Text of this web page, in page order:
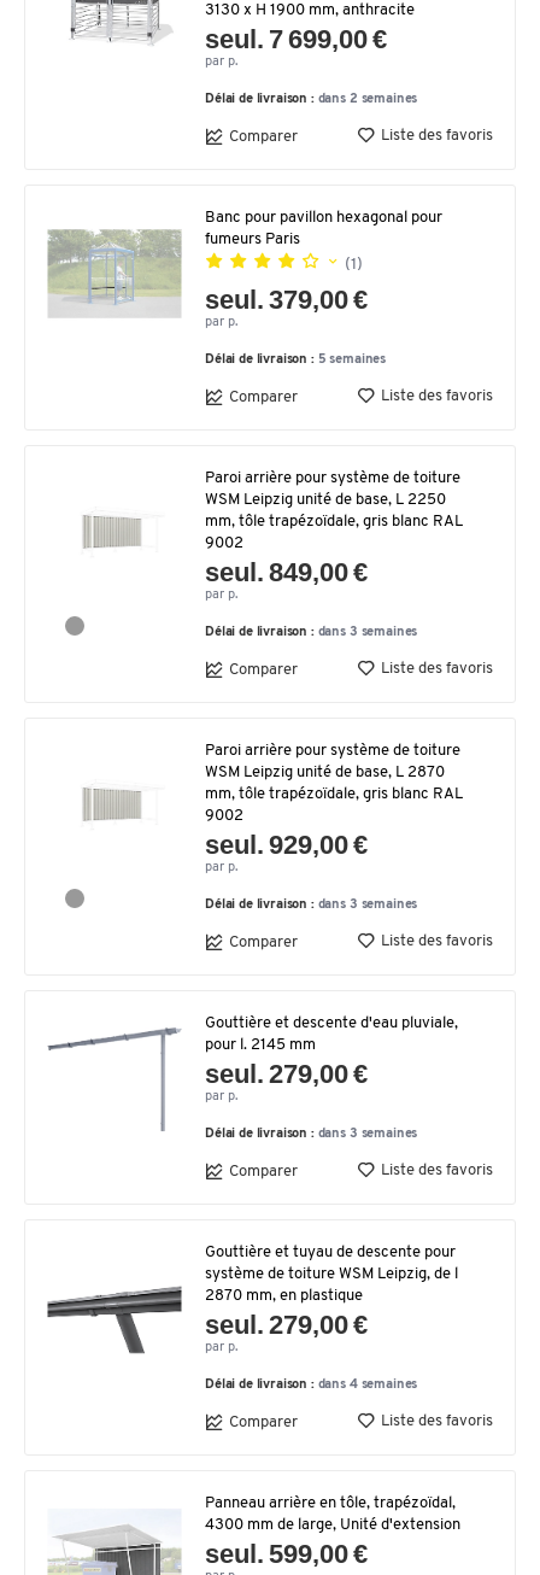
3130 x H 1900 mm, anthracite
seul. 7 699,00 €
par p.
Délai de livraison : dans 2 semaines
Comparer Liste des favoris
Banc pour pavillon hexagonal pour
fumeurs Paris
(1)
seul. 379,00 €
par p.
Délai de livraison : 5 semaines
Comparer Liste des favoris
Paroi arrière pour système de toiture
WSM Leipzig unité de base, L 2250
mm, tôle trapézoïdale, gris blanc RAL
9002
seul. 849,00 €
par p.
Délai de livraison : dans 3 semaines
Comparer Liste des favoris
Paroi arrière pour système de toiture
WSM Leipzig unité de base, L 2870
mm, tôle trapézoïdale, gris blanc RAL
9002
seul. 929,00 €
par p.
Délai de livraison : dans 3 semaines
Comparer Liste des favoris
Gouttière et descente d'eau pluviale,
pour l. 2145 mm
seul. 279,00 €
par p.
Délai de livraison : dans 3 semaines
Comparer Liste des favoris
Gouttière et tuyau de descente pour
système de toiture WSM Leipzig, de l
2870 mm, en plastique
seul. 279,00 €
par p.
Délai de livraison : dans 4 semaines
Comparer Liste des favoris
Panneau arrière en tôle, trapézoïdal,
4300 mm de large, Unité d'extension
seul. 599,00 €